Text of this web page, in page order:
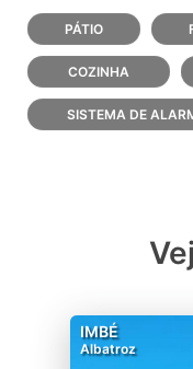
PÁTIO
COZINHA
SISTEMA DE
IMBÉ
Albatroz